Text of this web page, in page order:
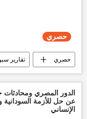
حصري
حصري تقارير
طوفان الأقصى
أخبار حزب الله
العالم العالم
الدور المصري
عن حل للأزمة السودانية
الإنساني